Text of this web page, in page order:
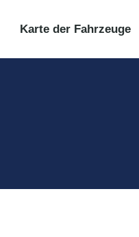
Karte der Fahrzeuge